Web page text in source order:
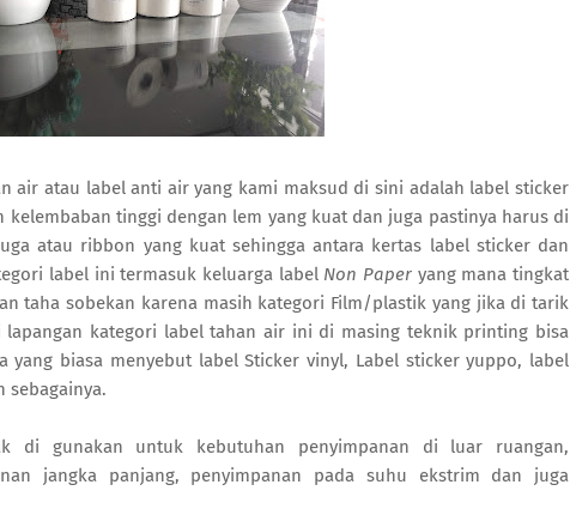
air atau label anti air yang kami maksud di sini adalah label sticker
tinggi dengan lem yang kuat dan juga pastinya harus di
atau ribbon yang kuat sehingga antara kertas label sticker dan
label ini termasuk keluarga label Non Paperyang mana tingkat
taha sobekan karena masih kategori Film/plastik yang jika di tarik
kategori label tahan air ini di masing teknik printing bisa
yang biasa menyebut label Sticker vinyl, Label sticker yuppo, label
sebagainya.
di gunakan untuk kebutuhan penyimpanan di luar ruangan,
jangka panjang, penyimpanan pada suhu ekstrim dan juga